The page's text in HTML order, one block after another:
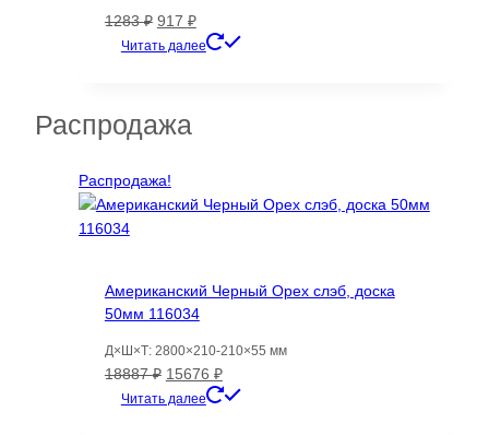
1283₽ Первоначальная
цена
917 ₽Текущая
цена:
Читать далее
Распродажа
Распродажа!
Американский Черный Орех слэб, доска
50мм 116034
Д×Ш×Т: 2800×210-210×55 мм
18887₽ Первоначальная
цена
15676 ₽Текущая
цена:
Читать далее